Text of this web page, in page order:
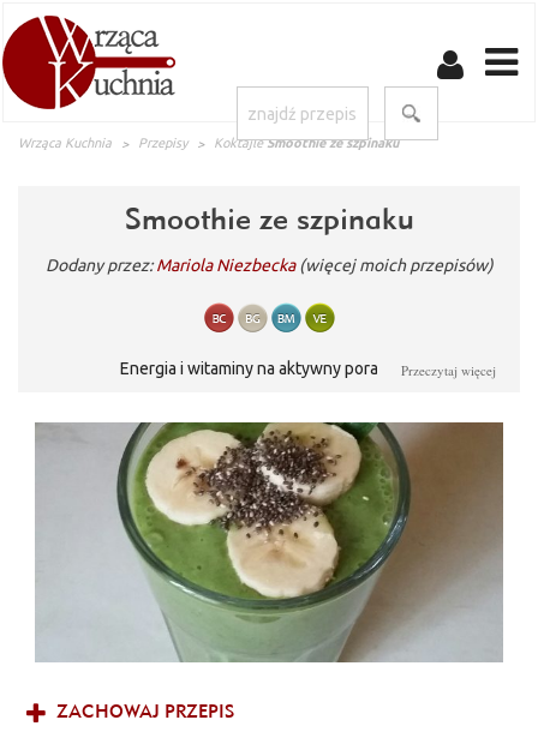
Wrząca Kuchnia Przepisy Koktajle Smoothie ze szpinaku
Smoothie ze szpinaku
Dodany przez:Mariola Niezbecka (więcej moich przepisów)
Energia i witaminy na aktywny poranek :)Przeczytaj więcej
ZACHOWAJ PRZEPIS